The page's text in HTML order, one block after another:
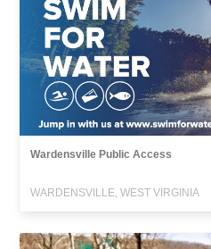
Wardensville Public Access
WARDENSVILLE, WEST VIRGINIA